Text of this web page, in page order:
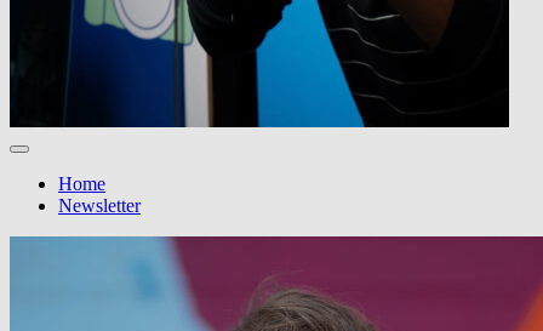
Home
Newsletter